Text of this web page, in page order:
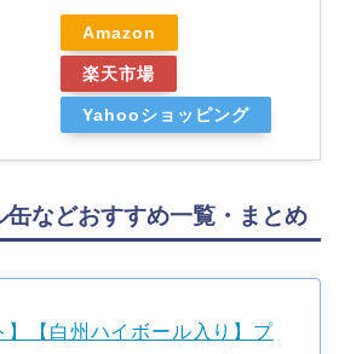
Amazon
楽天市場
Yahooショッピング
缶などおすすめ一覧・まとめ
】【白州ハイボール入り】プ